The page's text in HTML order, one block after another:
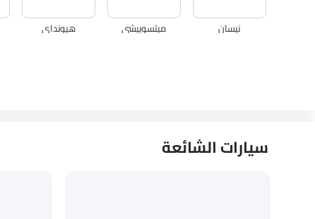
نيسان ميتسوبيشي هيونداي
سيارات الشائعة